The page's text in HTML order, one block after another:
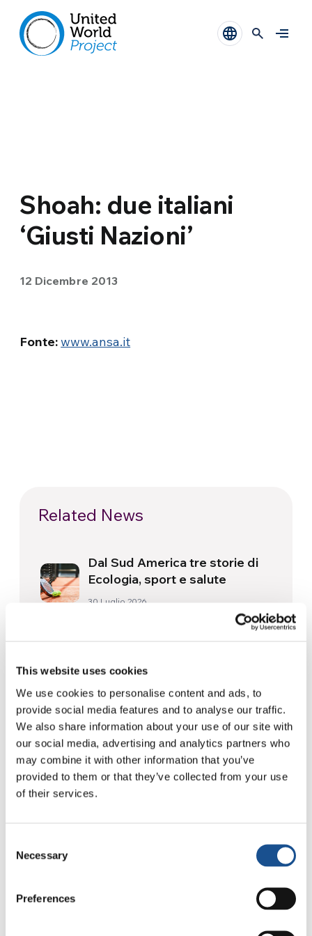
This website uses cookies
We use cookies to personalise content and ads, to
provide social media features and to analyse our traffic.
We also share information about your use of our site with
our social media, advertising and analytics partners who
may combine it with other information that you’ve
provided to them or that they’ve collected from your use
of their services.
Selection
Necessary
Preferences
Shoah: due italiani
‘Giusti Nazioni’
12 Dicembre 2013
Fonte:www.ansa.it
Related News
Dal Sud America tre storie di
Ecologia, sport e salute
30 Luglio 2026
24 Luglio 2026
Come Toronto vive i Mondiali:
cultura, identità e politica oltre
il campo
17 Luglio 2026